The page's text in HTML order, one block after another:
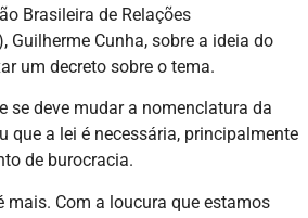
Brasileira de Relações
Guilherme Cunha, sobre a ideia do
um decreto sobre o tema.
se deve mudar a nomenclatura da
que a lei é necessária, principalmente
de burocracia.
mais. Com a loucura que estamos